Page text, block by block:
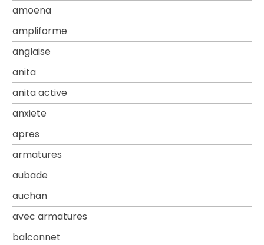
amoena
ampliforme
anglaise
anita
anita active
anxiete
apres
armatures
aubade
auchan
avec armatures
balconnet